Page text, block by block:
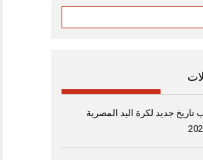
تاريخ جديد لكرة اليد المصرية